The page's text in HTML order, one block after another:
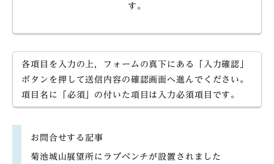
す。
各項目を入力の上，フォームの真下にある「入力確認」
ボタンを押して送信内容の確認画面へ進んでください。
項目名に「必須」の付いた項目は入力必須項目です。
お問合せする記事
菊池城山展望所にラブベンチが設置されました